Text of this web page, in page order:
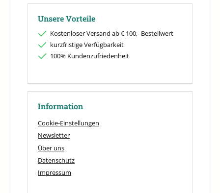
Unsere Vorteile
Kostenloser Versand ab € 100,- Bestellwert
kurzfristige Verfügbarkeit
100% Kundenzufriedenheit
Information
Cookie-Einstellungen
Newsletter
Über uns
Datenschutz
Impressum